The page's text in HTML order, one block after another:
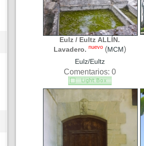
Eulz / Eultz ALLÍN.
Lavadero. nuevo(MCM)
Eulz/Eultz
Comentarios: 0